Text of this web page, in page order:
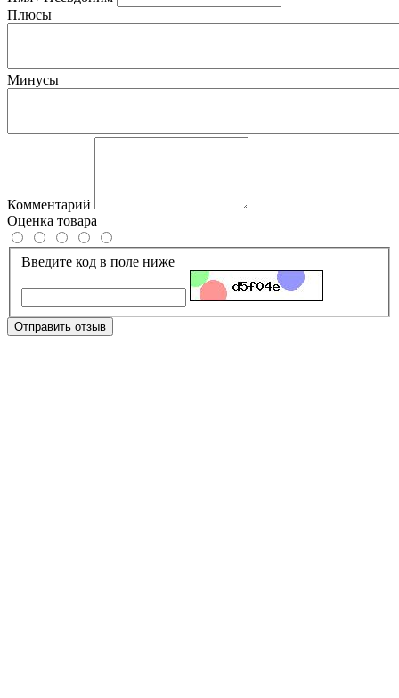
Плюсы
Минусы
Комментарий
Оценка товара
Введите код в поле ниже
Отправить отзыв